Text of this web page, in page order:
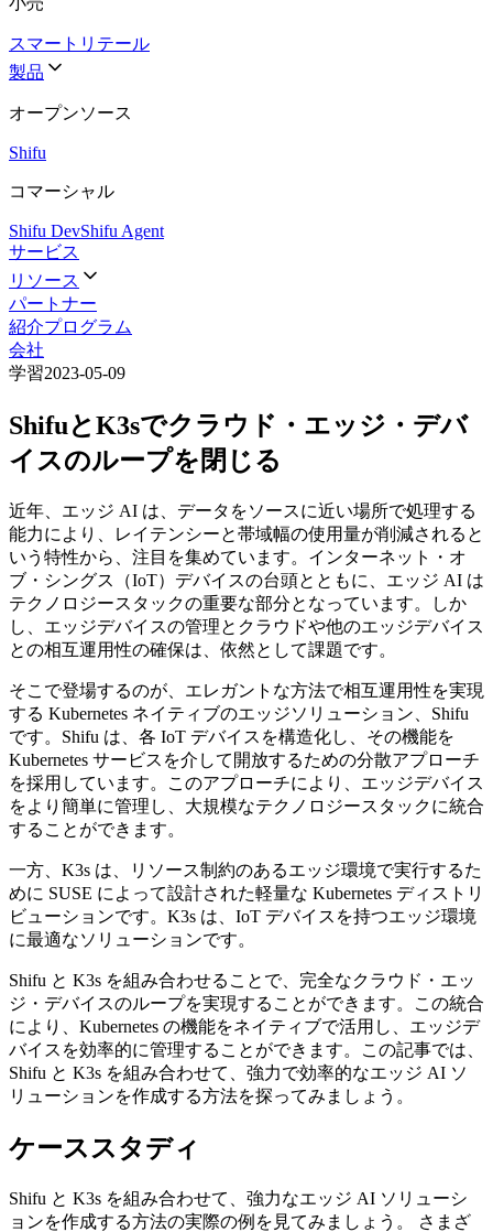
スマートリテール
製品
オープンソース
Shifu
コマーシャル
Shifu DevShifu Agent
サービス
リソース
パートナー
紹介プログラム
会社
学習2023-05-09
ShifuとK3sでクラウド・エッジ・デバ
イスのループを閉じる
近年、エッジ AI は、データをソースに近い場所で処理する
能力により、レイテンシーと帯域幅の使用量が削減されると
いう特性から、注目を集めています。インターネット・オ
ブ・シングス（IoT）デバイスの台頭とともに、エッジ AI は
テクノロジースタックの重要な部分となっています。しか
し、エッジデバイスの管理とクラウドや他のエッジデバイス
との相互運用性の確保は、依然として課題です。
そこで登場するのが、エレガントな方法で相互運用性を実現
する Kubernetes ネイティブのエッジソリューション、Shifu
です。Shifu は、各 IoT デバイスを構造化し、その機能を
Kubernetes サービスを介して開放するための分散アプローチ
を採用しています。このアプローチにより、エッジデバイス
をより簡単に管理し、大規模なテクノロジースタックに統合
することができます。
一方、K3s は、リソース制約のあるエッジ環境で実行するた
めに SUSE によって設計された軽量な Kubernetes ディストリ
ビューションです。K3s は、IoT デバイスを持つエッジ環境
に最適なソリューションです。
Shifu と K3s を組み合わせることで、完全なクラウド・エッ
ジ・デバイスのループを実現することができます。この統合
により、Kubernetes の機能をネイティブで活用し、エッジデ
バイスを効率的に管理することができます。この記事では、
Shifu と K3s を組み合わせて、強力で効率的なエッジ AI ソ
リューションを作成する方法を探ってみましょう。
ケーススタディ
Shifu と K3s を組み合わせて、強力なエッジ AI ソリューシ
ョンを作成する方法の実際の例を見てみましょう。 さまざ